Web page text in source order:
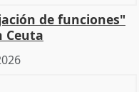
de funciones"
Ceuta